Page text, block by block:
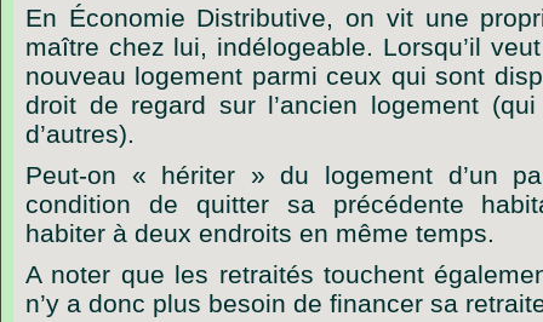
En Économie Distributive, on vit une
maître chez lui, indélogeable. Lorsqu’il
nouveau logement parmi ceux qui sont
droit de regard sur l’ancien logement
d’autres).
Peut-on « hériter » du logement d’un
condition de quitter sa précédente
habiter à deux endroits en même temps.
A noter que les retraités touchent
n’y a donc plus besoin de financer sa